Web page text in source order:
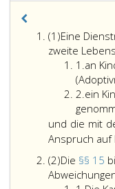
(1)Absatz
eins
Eine
zweite
1.Ziffer
eins
an
2.Ziffer
2
ein
und und
die mit
Anspruch auf
(2)Absatz
2
Die §§ 15